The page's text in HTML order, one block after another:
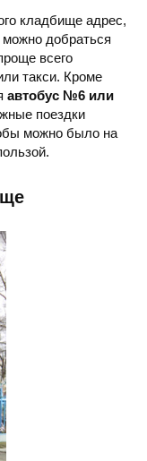
кладбище адрес,
добраться
всего
такси. Кроме
автобус №6 или
поездки
можно было на